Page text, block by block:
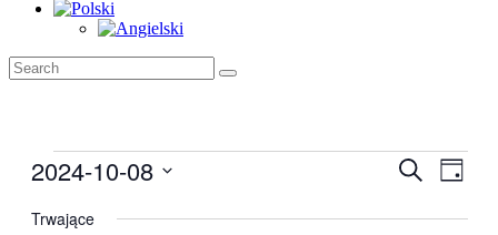
Wydarzenia
for
8
po
Szukaj
Dzień
2024-10-08
datę.
Trwające